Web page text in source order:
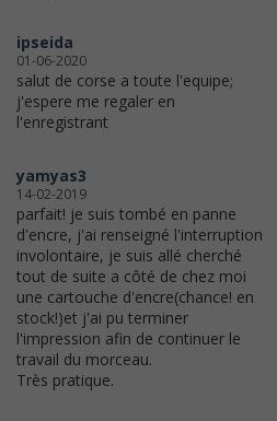
ipseida
01-06-2020
salut de corse a toute l'equipe;
j'espere me regaler en
l'enregistrant
yamyas3
14-02-2019
parfait! je suis tombé en panne
d'encre, j'ai renseigné l'interruption
involontaire, je suis allé cherché
tout de suite a côté de chez moi
une cartouche d'encre(chance! en
stock!)et j'ai pu terminer
l'impression afin de continuer le
travail du morceau.
Très pratique.